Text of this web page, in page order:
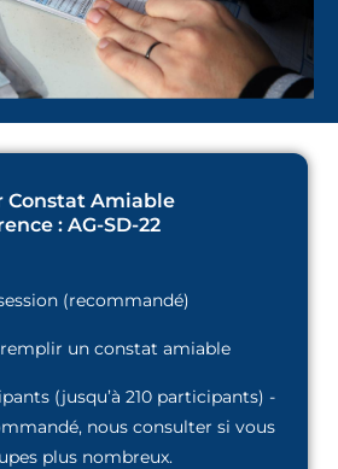
Constat Amiable
: AG-SD-22
(recommandé)
un constat amiable
(jusqu’à 210 participants) -
nous consulter si vous
plus nombreux.